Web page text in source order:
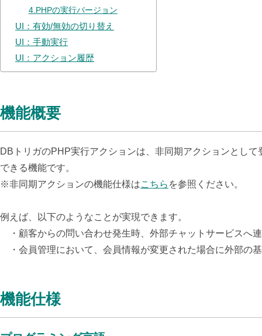
4.PHPの実行バージョン
UI：有効/無効の切り替え
UI：手動実行
UI：アクション履歴
機能概要
DBトリガのPHP実行アクションは、非同期アクションとし
できる機能です。
※非同期アクションの機能仕様はこちら を参照ください。
例えば、以下のようなことが実現できます。
・顧客からの問い合わせ発生時、外部チャットサービスへ
・会員管理において、会員情報が変更された場合に外部の
機能仕様